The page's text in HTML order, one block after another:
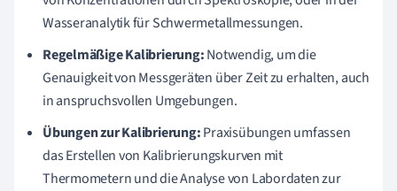
Wasseranalytik für Schwermetallmessungen.
Regelmäßige Kalibrierung:Notwendig, um die
Genauigkeit von Messgeräten über Zeit zu erhalten, auch
in anspruchsvollen Umgebungen.
Übungen zur Kalibrierung:Praxisübungen umfassen
das Erstellen von Kalibrierungskurven mit
Thermometern und die Analyse von Labordaten zur